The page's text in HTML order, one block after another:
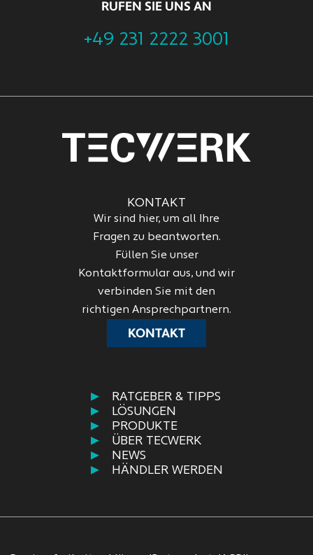
RUFEN SIE UNS AN
+49 231 2222 3001
RATGEBER & TIPPS
LÖSUNGEN
PRODUKTE
ÜBER TECWERK
NEWS
HÄNDLER WERDEN
KONTAKT
Wir sind hier, um all Ihre
Fragen zu beantworten.
Füllen Sie unser
Kontaktformular aus, und wir
verbinden Sie mit den
richtigen Ansprechpartnern.
KONTAKT